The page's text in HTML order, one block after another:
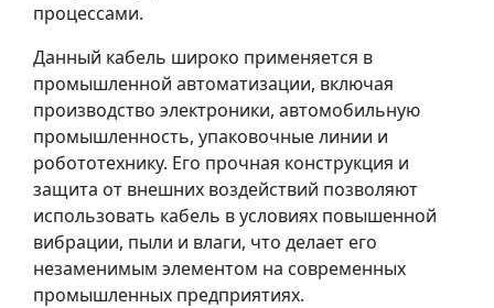
процессами.
Данный кабель широко применяется в
промышленной автоматизации, включая
производство электроники, автомобильную
промышленность, упаковочные линии и
робототехнику. Его прочная конструкция и
защита от внешних воздействий позволяют
использовать кабель в условиях повышенной
вибрации, пыли и влаги, что делает его
незаменимым элементом на современных
промышленных предприятиях.